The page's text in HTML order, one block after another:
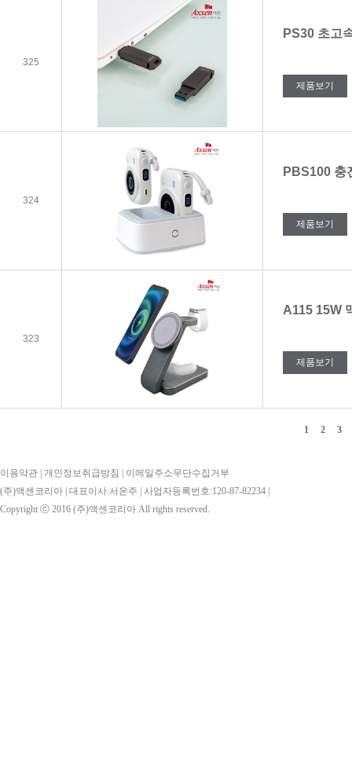
325
PS30 초고
제품보기
324
PBS100 충
제품보기
323
A115 15W
제품보기
1 2 3
이용약관 개인정보취급방침
이메일주소무단수집거부
(주)액센코리아 | 대표이사:서은주 | 사업자등록번호:120-87-82234 |
Copyright ⓒ 2016 (주)액센코리아 All rights reserved.